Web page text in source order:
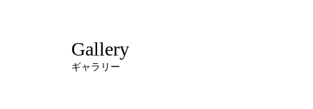
Gallery
ギャラリー